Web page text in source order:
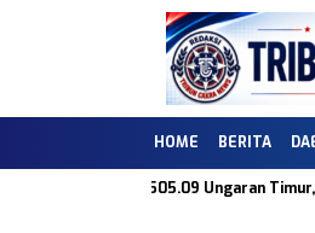
HOME BERITA
di SPBU 44.505.09 Ungaran Timur,